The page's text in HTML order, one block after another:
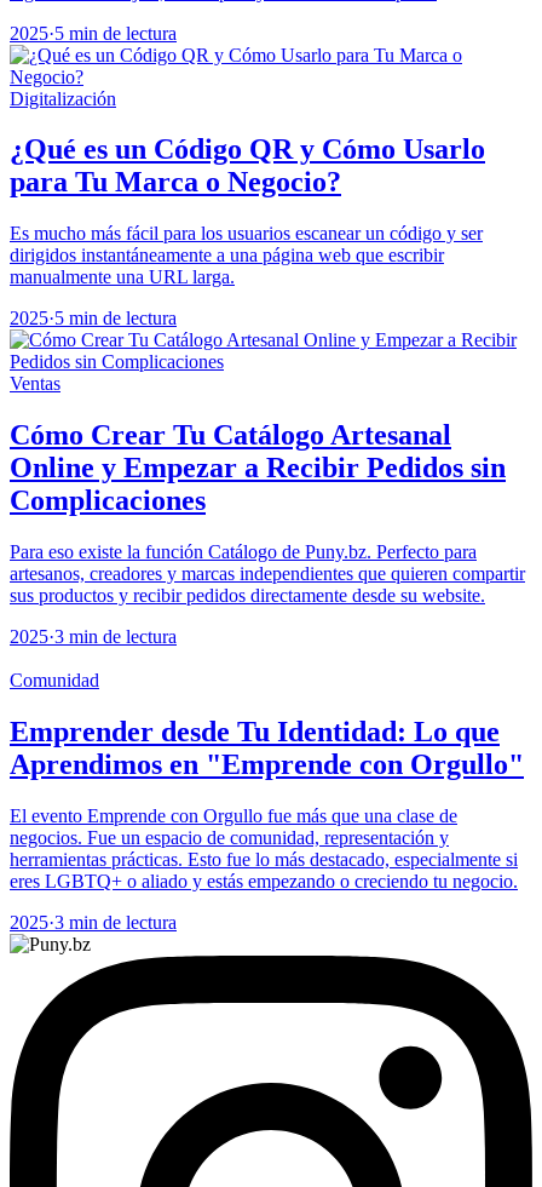
2025·5 min de lectura
Digitalización
¿Qué es un Código QR y Cómo Usarlo
para Tu Marca o Negocio?
Es mucho más fácil para los usuarios escanear un código y ser
dirigidos instantáneamente a una página web que escribir
manualmente una URL larga.
2025·5 min de lectura
Ventas
Cómo Crear Tu Catálogo Artesanal
Online y Empezar a Recibir Pedidos sin
Complicaciones
Para eso existe la función Catálogo de Puny.bz. Perfecto para
artesanos, creadores y marcas independientes que quieren compartir
sus productos y recibir pedidos directamente desde su website.
2025·3 min de lectura
Comunidad
Emprender desde Tu Identidad: Lo que
Aprendimos en "Emprende con Orgullo"
El evento Emprende con Orgullo fue más que una clase de
negocios. Fue un espacio de comunidad, representación y
herramientas prácticas. Esto fue lo más destacado, especialmente si
eres LGBTQ+ o aliado y estás empezando o creciendo tu negocio.
2025·3 min de lectura